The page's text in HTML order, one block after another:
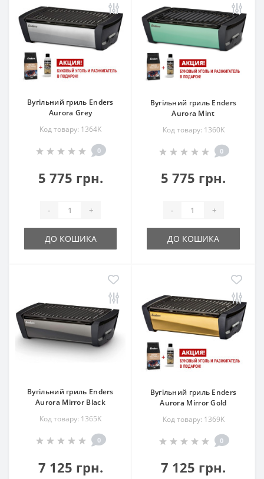
Вугільний гриль Enders
Aurora Grey
Код товару: 1364K
0
5 775 грн.
- +
ДО КОШИКА
Вугільний гриль Enders
Aurora Mint
Код товару: 1360K
0
5 775 грн.
- +
ДО КОШИКА
Вугільний гриль Enders
Aurora Mirror Black
Код товару: 1365K
0
7 125 грн.
Вугільний гриль Enders
Aurora Mirror Gold
Код товару: 1369K
0
7 125 грн.